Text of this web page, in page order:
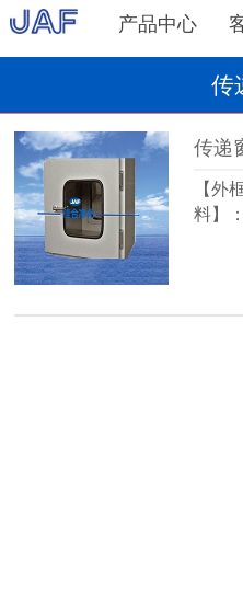
产品中心
传
传递
【外
料】